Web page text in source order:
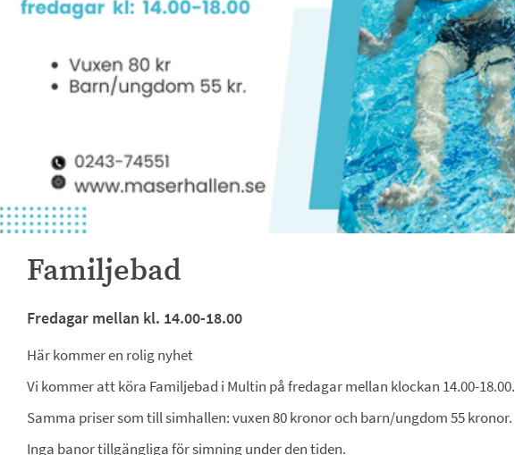
Familjebad
Fredagar mellan kl. 14.00-18.00
Här kommer en rolig nyhet
Vi kommer att köra Familjebad i Multin på fredagar mellan klockan 14.00-18.00.
Samma priser som till simhallen: vuxen 80 kronor och barn/ungdom 55 kronor.
Inga banor tillgängliga för simning under den tiden.